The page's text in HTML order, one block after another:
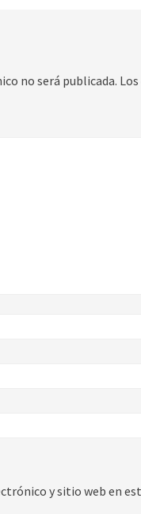
no será publicada.
y sitio web en